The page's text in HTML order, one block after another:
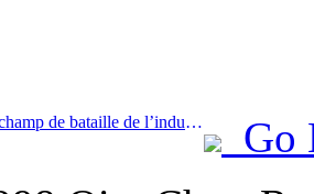
Prev:Le prochain champ de bataille de l’industrie hôtelière réside dans les gènes durables du mobilier
Go